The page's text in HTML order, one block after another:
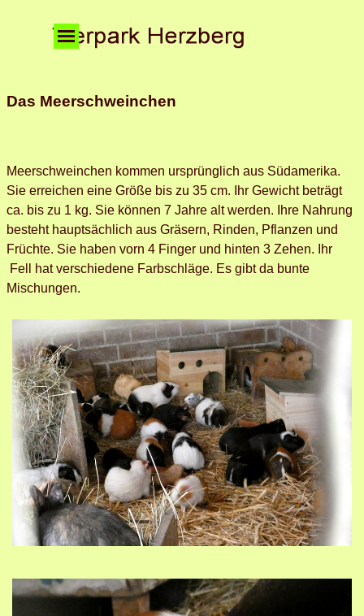
Menü überspringen
Das Meerschweinchen
Meerschweinchen kommen ursprünglich aus Südamerika.
Sie erreichen eine Größe bis zu 35 cm. Ihr Gewicht beträgt
ca. bis zu 1 kg. Sie können 7 Jahre alt werden. Ihre Nahrung
besteht hauptsächlich aus Gräsern, Rinden, Pflanzen und
Früchte. Sie haben vorn 4 Finger und hinten 3 Zehen. Ihr
Fell hat verschiedene Farbschläge. Es gibt da bunte
Mischungen.